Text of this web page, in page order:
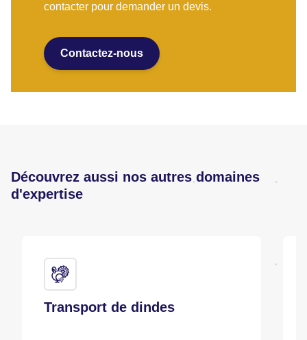
contacter pour demander un devis.
Contactez-nous
Découvrez aussi nos autres domaines
d'expertise
Transport de dindes